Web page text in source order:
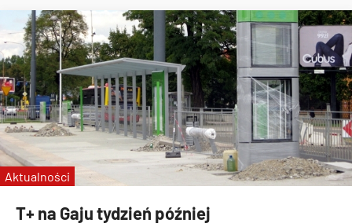
T+ na Gaju tydzień później
Aktualności